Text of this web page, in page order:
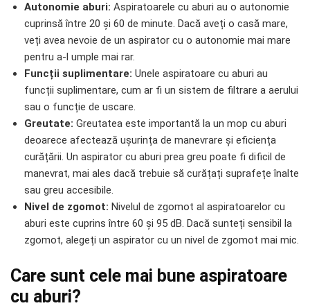
Autonomie aburi: Aspiratoarele cu aburi au o autonomie
cuprinsă între 20 și 60 de minute. Dacă aveți o casă mare,
veți avea nevoie de un aspirator cu o autonomie mai mare
pentru a-l umple mai rar.
Funcții suplimentare: Unele aspiratoare cu aburi au
funcții suplimentare, cum ar fi un sistem de filtrare a aerului
sau o funcție de uscare.
Greutate: Greutatea este importantă la un mop cu aburi
deoarece afectează ușurința de manevrare și eficiența
curățării. Un aspirator cu aburi prea greu poate fi dificil de
manevrat, mai ales dacă trebuie să curățați suprafețe înalte
sau greu accesibile.
Nivel de zgomot: Nivelul de zgomot al aspiratoarelor cu
aburi este cuprins între 60 și 95 dB. Dacă sunteți sensibil la
zgomot, alegeți un aspirator cu un nivel de zgomot mai mic.
Care sunt cele mai bune aspiratoare
cu aburi?